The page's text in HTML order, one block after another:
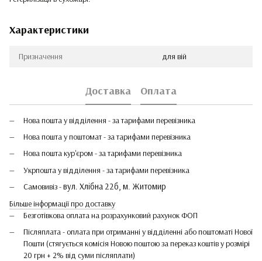
Характеристики
Призначення для вій
Доставка Оплата
Нова пошта у відділення - за тарифами перевізника
Нова пошта у поштомат - за тарифами перевізника
Нова пошта кур'єром - за тарифами перевізника
Укрпошта у відділення - за тарифами перевізника
Самовивіз -вул. Хлібна 22б, м. Житомир
Більше інформації про доставку
Безготівкова оплата на розрахунковий рахунок ФОП
Післяплата - оплата при отриманні у відділенні або поштоматі Нової
Пошти (стягується комісія Новою поштою за переказ коштів у розмірі
20 грн + 2% від суми післяплати)